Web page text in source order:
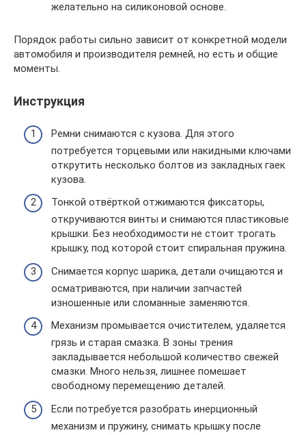
желательно на силиконовой основе.
Порядок работы сильно зависит от конкретной модели
автомобиля и производителя ремней, но есть и общие
моменты.
Инструкция
Ремни снимаются с кузова. Для этого
потребуется торцевыми или накидными ключами
открутить несколько болтов из закладных гаек
кузова.
Тонкой отвёрткой отжимаются фиксаторы,
откручиваются винты и снимаются пластиковые
крышки. Без необходимости не стоит трогать
крышку, под которой стоит спиральная пружина.
Снимается корпус шарика, детали очищаются и
осматриваются, при наличии запчастей
изношенные или сломанные заменяются.
Механизм промывается очистителем, удаляется
грязь и старая смазка. В зоны трения
закладывается небольшой количество свежей
смазки. Много нельзя, лишнее помешает
свободному перемещению деталей.
Если потребуется разобрать инерционный
механизм и пружину, снимать крышку после